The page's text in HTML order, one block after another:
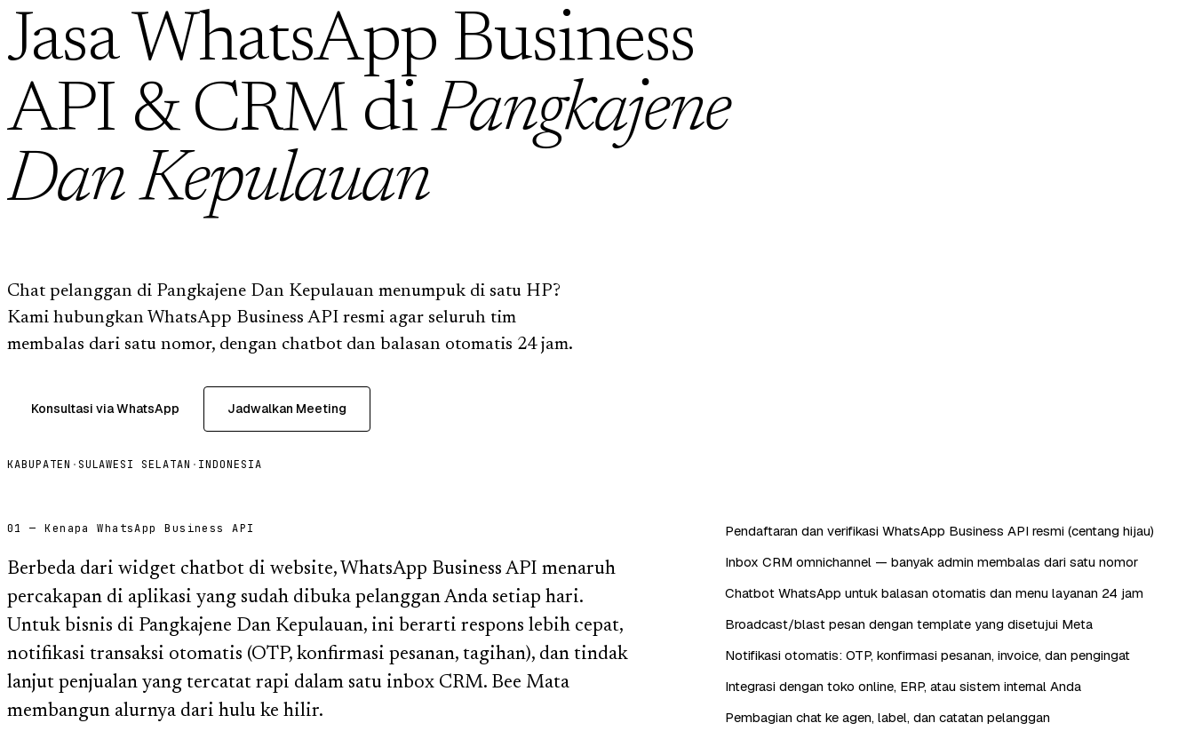
Jasa WhatsApp Business
API & CRM diPangkajene
Dan Kepulauan
Chat pelanggan di Pangkajene Dan Kepulauan menumpuk di satu HP?
Kami hubungkan WhatsApp Business API resmi agar seluruh tim
membalas dari satu nomor, dengan chatbot dan balasan otomatis 24 jam.
Konsultasi via WhatsApp Jadwalkan Meeting
KABUPATEN · SULAWESI SELATAN · INDONESIA
01 — Kenapa WhatsApp Business API
Berbeda dari widget chatbot di website, WhatsApp Business API menaruh
percakapan di aplikasi yang sudah dibuka pelanggan Anda setiap hari.
Untuk bisnis di Pangkajene Dan Kepulauan, ini berarti respons lebih cepat,
notifikasi transaksi otomatis (OTP, konfirmasi pesanan, tagihan), dan tindak
lanjut penjualan yang tercatat rapi dalam satu inbox CRM. Bee Mata
membangun alurnya dari hulu ke hilir.
Pendaftaran dan verifikasi WhatsApp Business API resmi (centang hijau)
Inbox CRM omnichannel — banyak admin membalas dari satu nomor
Chatbot WhatsApp untuk balasan otomatis dan menu layanan 24 jam
Broadcast/blast pesan dengan template yang disetujui Meta
Notifikasi otomatis: OTP, konfirmasi pesanan, invoice, dan pengingat
Integrasi dengan toko online, ERP, atau sistem internal Anda
Pembagian chat ke agen, label, dan catatan pelanggan